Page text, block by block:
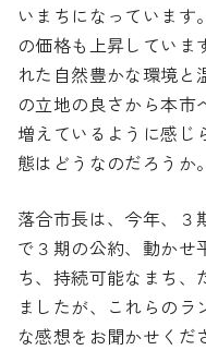
いまちになっています
の価格も上昇していま
れた自然豊かな環境
の立地の良さから本市
増えているように感じ
態はどうなのだろうか。
落合市長は、今年、３
で３期の公約、動かせ
ち、持続可能なまち、
ましたが、これらの
な感想をお聞かせく